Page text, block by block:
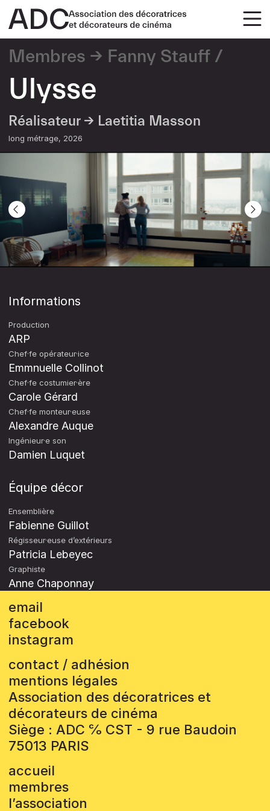
Membres Fanny Stauff
Ulysse
Réalisateur → Laetitia Masson
long métrage 2026
Informations
Production
ARP
Chef·fe opérateur·ice
Emmnuelle Collinot
Chef·fe costumier·ère
Carole Gérard
Chef·fe monteur·euse
Alexandre Auque
Ingénieur·e son
Damien Luquet
Équipe décor
Ensemblière
Fabienne Guillot
Régisseur·euse d’extérieurs
Patricia Lebeyec
Graphiste
Anne Chaponnay
email
facebook
instagram
contact / adhésion
mentions légales
Association des décoratrices et
décorateurs de cinéma
Siège : ADC ℅ CST - 9 rue Baudoin
75013 PARIS
accueil
membres
l’association